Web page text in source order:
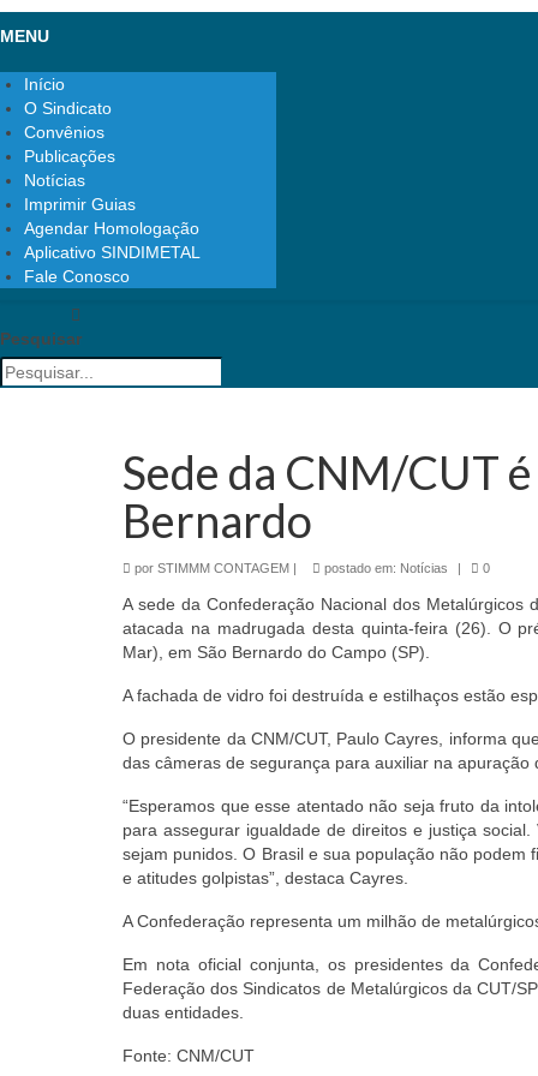
MENU
Início
O Sindicato
Convênios
Publicações
Notícias
Imprimir Guias
Agendar Homologação
Aplicativo SINDIMETAL
Fale Conosco
Pesquisar
Sede da CNM/CUT
Bernardo
por STIMMM CONTAGEM | postado em: Notícias | 0
A sede da Confederação Nacional dos Metalúrgicos
atacada na madrugada desta quinta-feira (26). O
Mar), em São Bernardo do Campo (SP).
A fachada de vidro foi destruída e estilhaços estão
O presidente da CNM/CUT, Paulo Cayres, informa
das câmeras de segurança para auxiliar na apuração
“Esperamos que esse atentado não seja fruto da
para assegurar igualdade de direitos e justiça
sejam punidos. O Brasil e sua população não
e atitudes golpistas”, destaca Cayres.
A Confederação representa um milhão de
Em nota oficial conjunta, os presidentes da
Federação dos Sindicatos de Metalúrgicos da CUT/
duas entidades.
Fonte: CNM/CUT